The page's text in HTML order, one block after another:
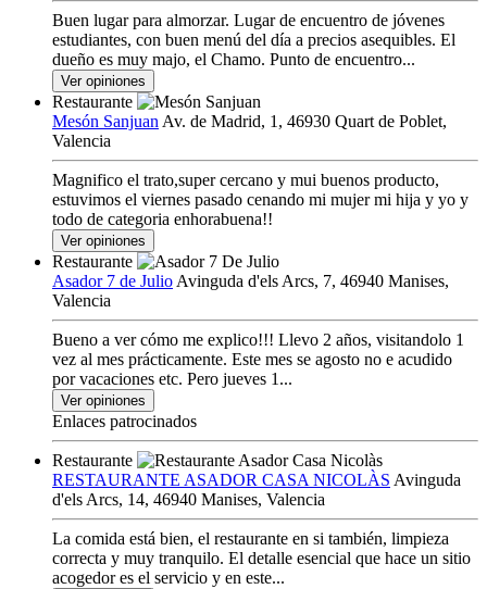
Buen lugar para almorzar. Lugar de encuentro de jóvenes
estudiantes, con buen menú del día a precios asequibles. El
dueño es muy majo, el Chamo. Punto de encuentro...
Ver opiniones
Restaurante
Mesón SanjuanAv. de Madrid, 1, 46930 Quart de Poblet,
Valencia
Magnifico el trato,super cercano y mui buenos producto,
estuvimos el viernes pasado cenando mi mujer mi hija y yo y
todo de categoria enhorabuena!!
Ver opiniones
Restaurante
Asador 7 de JulioAvinguda d'els Arcs, 7, 46940 Manises,
Valencia
Bueno a ver cómo me explico!!! Llevo 2 años, visitandolo 1
vez al mes prácticamente. Este mes se agosto no e acudido
por vacaciones etc. Pero jueves 1...
Ver opiniones
Enlaces patrocinados
Restaurante
RESTAURANTE ASADOR CASA NICOLÀS Avinguda
d'els Arcs, 14, 46940 Manises, Valencia
La comida está bien, el restaurante en si también, limpieza
correcta y muy tranquilo. El detalle esencial que hace un sitio
acogedor es el servicio y en este...